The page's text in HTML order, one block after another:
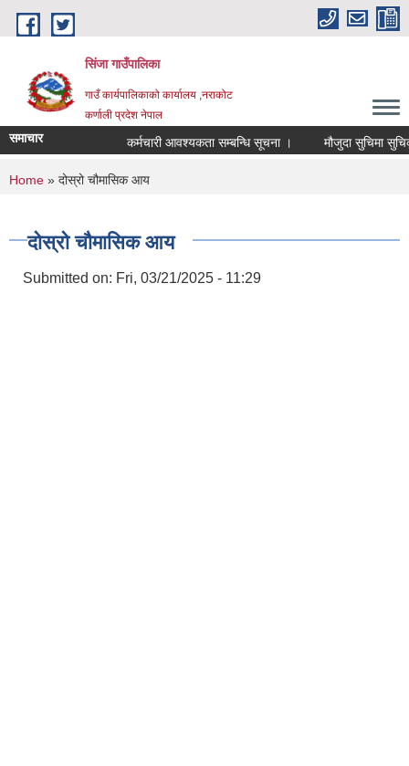
Skip to main content
सिंजा गाउँपालिका
गाउँ कार्यपालिकाको कार्यालय ,नराकोट
कर्णाली प्रदेश नेपाल
समाचार कर्मचारी आवश्यकता सम्बन्धि सूचना । मौजुदा सुचिमा सुचिकृत
You are here
Home » दोस्रो चौमासिक आय
दोस्रो चौमासिक आय
Submitted on: Fri, 03/21/2025 - 11:29